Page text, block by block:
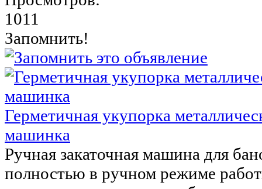
1011
Запомнить!
Герметичная укупорка
машинка
Ручная закаточная машина для
полностью в ручном режиме